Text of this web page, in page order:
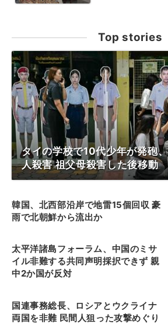
Top stories
タイの学校で10代少年が発砲
人殺害 祖父母殺害した後移動
韓国、北西部沿岸で地雷15個回収 豪
雨で北朝鮮から流出か
太平洋諸島フォーラム、中国のミサ
イル非難する共同声明採択できず 親
中2か国が反対
国連事務総長、ロシアとウクライナ
両国を非難 民間人狙った攻撃めぐり